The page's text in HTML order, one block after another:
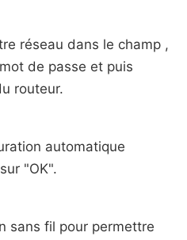
réseau dans le champ ,
de passe et puis
routeur.
automatique
"OK".
sans fil pour permettre